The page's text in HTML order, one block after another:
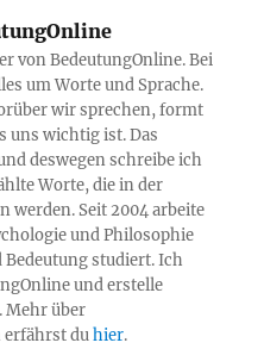
von BedeutungOnline. Bei
um Worte und Sprache.
wir sprechen, formt
uns wichtig ist. Das
deswegen schreibe ich
Worte, die in der
werden. Seit 2004 arbeite
und Philosophie
studiert. Ich
und erstelle
Mehr über
erfährst duhier.